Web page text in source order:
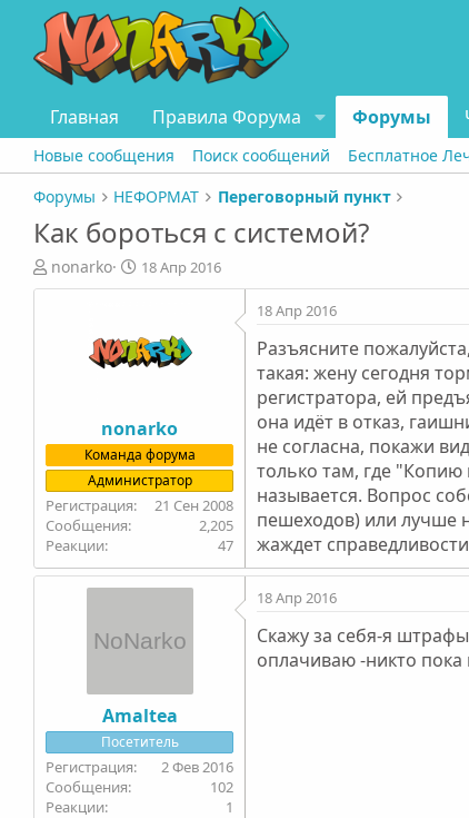
Главная Правила Форума Форумы
Новые сообщения Поиск сообщений Бесплатное
Форумы
НЕФОРМАТ Переговорный пункт
Как бороться с системой?
А
в
nonarko
Д
а
н
а
л
а
18 Апр 2016
nonarko
Команда форума
Администратор
21 Сен 2008
2,205
47
18 Апр 2016
Разъясните
такая: жену сегодня
регистратора, ей
она идёт в отказ,
не согласна, покажи
только там, где
называется. Вопрос
пешеходов) или лучше
жаждет
Amaltea
Посетитель
2 Фев 2016
102
1
18 Апр 2016
Скажу за себя-я
оплачиваю -никто